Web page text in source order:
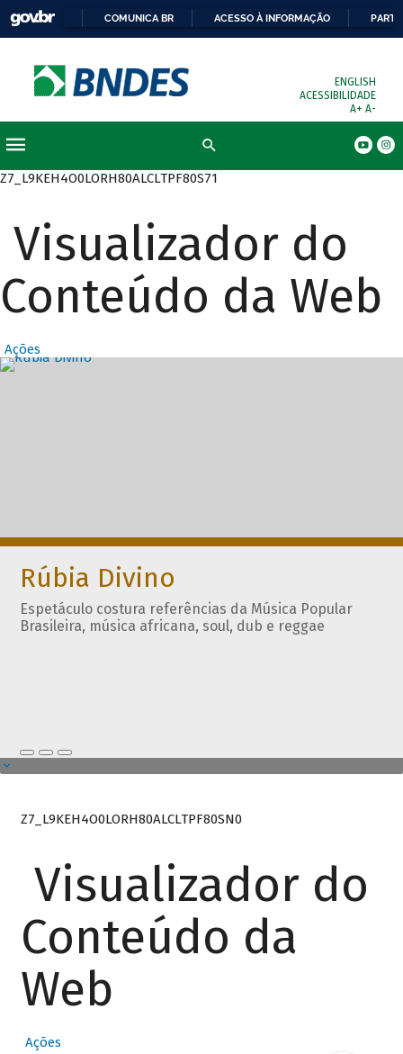
COMUNICA BR ACESSO À INFORMAÇÃO
ENGLISH
ACESSIBILIDADE
A+ A-
Z7_L9KEH4O0LORH80ALCLTPF80S71
Visualizador do
Conteúdo da Web
Ações
Destaques
Rúbia Divino
Espetáculo costura referências da Música Popular
Brasileira, música africana, soul, dub e reggae
Z7_L9KEH4O0LORH80ALCLTPF80SN0
Visualizador do
Conteúdo da
Web
Ações